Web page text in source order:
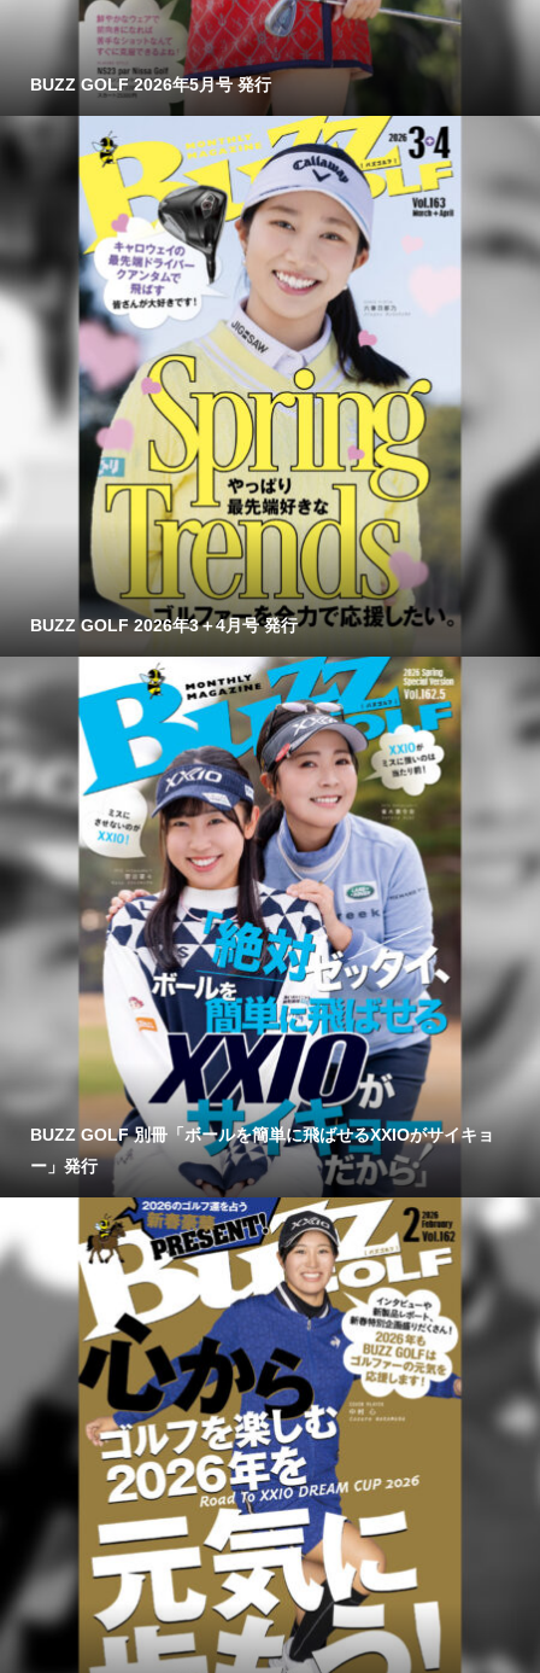
BUZZ GOLF 2026年5月号 発行
BUZZ GOLF 2026年3＋4月号 発行
BUZZ GOLF 別冊「ボールを簡単に飛ばせるXXIOがサイキョ
ー」発行